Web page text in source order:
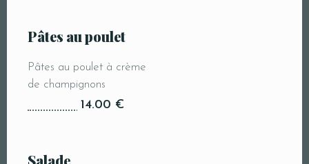
Pâtes au poulet
Pâtes au poulet à crème
de champignons
14.00 €
Salade